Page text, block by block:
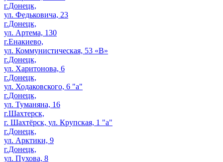
г.Донецк,
ул. Федьковича, 23
г.Донецк,
ул. Артема, 130
г.Енакиево,
ул. Коммунистическая, 53 «В»
г.Донецк,
ул. Харитонова, 6
г.Донецк,
ул. Ходаковского, 6 "а"
г.Донецк,
ул. Туманяна, 16
г.Шахтерск,
г. Шахтёрск, ул. Крупская, 1 "а"
г.Донецк,
ул. Арктики, 9
г.Донецк,
ул. Пухова, 8